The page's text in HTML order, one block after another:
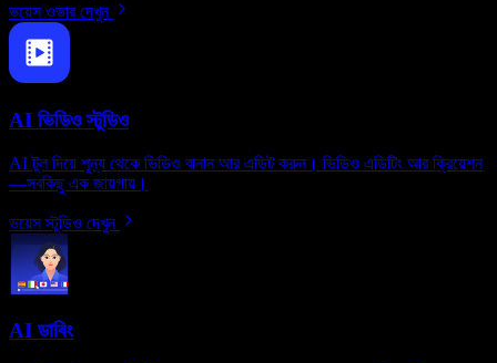
ভয়েস ওভার দেখুন
AI ভিডিও স্টুডিও
AI টুল দিয়ে শূন্য থেকে ভিডিও বানান আর এডিট করুন। ভিডিও এডিটিং আর ক্রিয়েশন
—সবকিছু এক জায়গায়।
ভয়েস স্টুডিও দেখুন
AI ডাবিং